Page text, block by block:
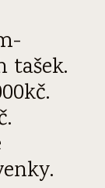
tašek.